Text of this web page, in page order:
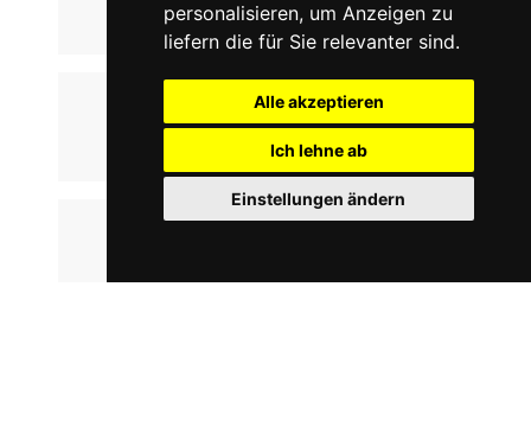
personalisieren, um Anzeigen zu
liefern die für Sie relevanter sind.
Alle akzeptieren
Ich lehne ab
Einstellungen ändern